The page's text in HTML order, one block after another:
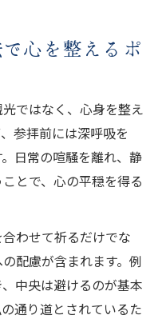
心を整えるポ
ではなく、心身を整え
参拝前には深呼吸を
日常の喧騒を離れ、静
とで、心の平穏を得る
わせて祈るだけでな
配慮が含まれます。例
中央は避けるのが基本
通り道とされているた